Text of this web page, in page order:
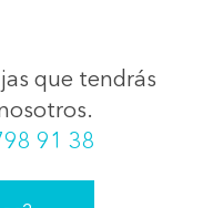
que tendrás
91 38